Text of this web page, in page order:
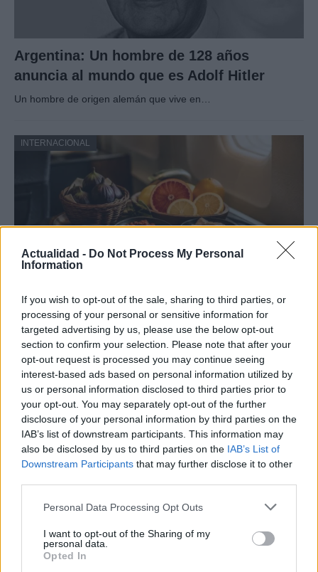
Actualidad - Do Not Process My Personal
Information
If you wish to opt-out of the sale, sharing to third parties, or
processing of your personal or sensitive information for
targeted advertising by us, please use the below opt-out
section to confirm your selection. Please note that after your
opt-out request is processed you may continue seeing
interest-based ads based on personal information utilized by
us or personal information disclosed to third parties prior to
your opt-out. You may separately opt-out of the further
disclosure of your personal information by third parties on the
IAB’s list of downstream participants. This information may
also be disclosed by us to third parties on the IAB’s List of
Downstream Participants that may further disclose it to other
Please note that this website/app uses one or more Google
not limited to your visit or usage behaviour. You may click to
grant or deny consent to Google and its third-party tags to
use your data for below specified purposes in below Google
Personal Data Processing Opt Outs
I want to opt-out of the Sharing of my
personal data.
Opted In
Argentina: Un hombre de 128 años
anuncia al mundo que es Adolf Hitler
Un hombre de origen alemán que vive en…
INTERNACIONAL
Productos locales y más vuelos: Binter
refuerza su apuesta por Canarias
Binter no solo conecta las islas, sino que…
INTERNACIONAL